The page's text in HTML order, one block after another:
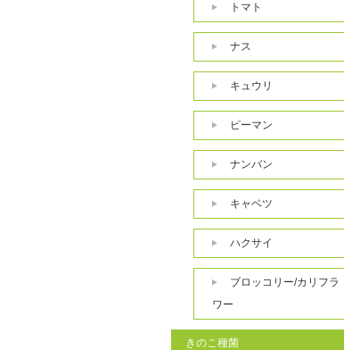
トマト
ナス
キュウリ
ピーマン
ナンバン
キャベツ
ハクサイ
ブロッコリー/カリフラ
ワー
きのこ種菌